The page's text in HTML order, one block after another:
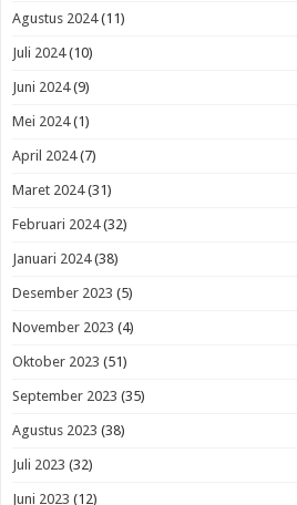
Agustus 2024(11)
Juli 2024(10)
Juni 2024(9)
Mei 2024(1)
April 2024(7)
Maret 2024(31)
Februari 2024(32)
Januari 2024(38)
Desember 2023 (5)
November 2023 (4)
Oktober 2023 (51)
September 2023 (35)
Agustus 2023 (38)
Juli 2023 (32)
Juni 2023 (12)